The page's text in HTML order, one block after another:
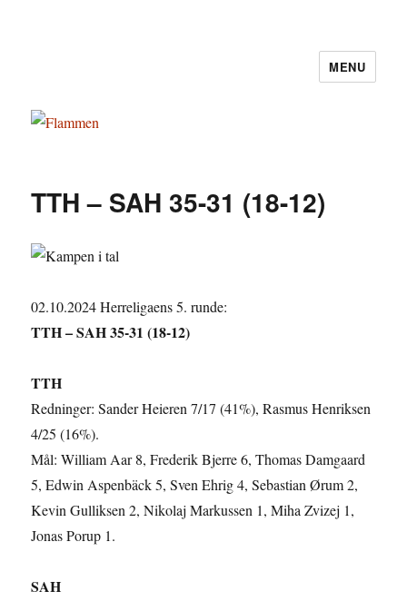
MENU
TTH – SAH 35-31 (18-12)
02.10.2024 Herreligaens 5. runde:
TTH – SAH 35-31 (18-12)
TTH
Redninger: Sander Heieren 7/17 (41%), Rasmus Henriksen
4/25 (16%).
Mål: William Aar 8, Frederik Bjerre 6, Thomas Damgaard
5, Edwin Aspenbäck 5, Sven Ehrig 4, Sebastian Ørum 2,
Kevin Gulliksen 2, Nikolaj Markussen 1, Miha Zvizej 1,
Jonas Porup 1.
SAH